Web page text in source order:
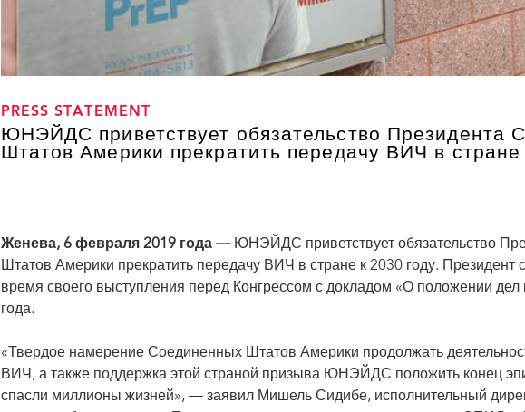
PRESS STATEMENT
ЮНЭЙДС приветствует обязательство Президента
Штатов Америки прекратить передачу ВИЧ в стране
Женева, 6 февраля 2019 года —ЮНЭЙДС приветствует обязательство
Штатов Америки прекратить передачу ВИЧ в стране к 2030 году. Президент
время своего выступления перед Конгрессом с докладом «О положении
года.
«Твердое намерение Соединенных Штатов Америки продолжать
ВИЧ, а также поддержка этой страной призыва ЮНЭЙДС положить конец
спасли миллионы жизней», — заявил Мишель Сидибе, исполнительный